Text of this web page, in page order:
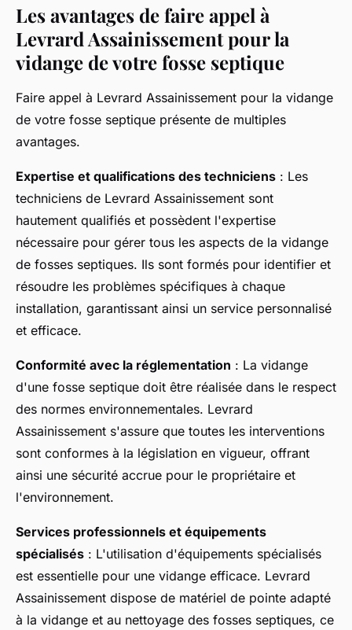
Les avantages de faire appel à
Levrard Assainissement pour la
vidange de votre fosse septique
Faire appel à Levrard Assainissement pour la vidange
de votre fosse septique présente de multiples
avantages.
Expertise et qualifications des techniciens : Les
techniciens de Levrard Assainissement sont
hautement qualifiés et possèdent l'expertise
nécessaire pour gérer tous les aspects de la vidange
de fosses septiques. Ils sont formés pour identifier et
résoudre les problèmes spécifiques à chaque
installation, garantissant ainsi un service personnalisé
et efficace.
Conformité avec la réglementation : La vidange
d'une fosse septique doit être réalisée dans le respect
des normes environnementales. Levrard
Assainissement s'assure que toutes les interventions
sont conformes à la législation en vigueur, offrant
ainsi une sécurité accrue pour le propriétaire et
l'environnement.
Services professionnels et équipements
spécialisés : L'utilisation d'équipements spécialisés
est essentielle pour une vidange efficace. Levrard
Assainissement dispose de matériel de pointe adapté
à la vidange et au nettoyage des fosses septiques, ce